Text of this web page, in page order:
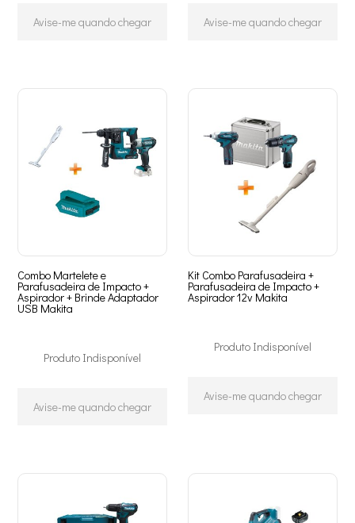
Avise-me quando chegar Avise-me quando chegar
Combo Martelete e
Parafusadeira de Impacto +
Aspirador + Brinde Adaptador
USB Makita
Produto Indisponível
Avise-me quando chegar
Kit Combo Parafusadeira +
Parafusadeira de Impacto +
Aspirador 12v Makita
Produto Indisponível
Avise-me quando chegar